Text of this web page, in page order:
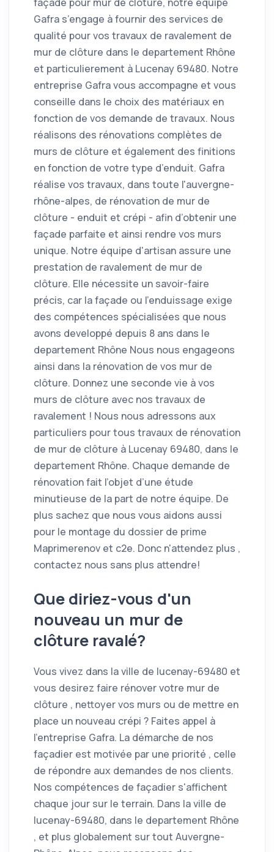
Gafra s’engage à fournir des services de
qualité pour vos travaux de ravalement de
mur de clôture dans le departement Rhône
et particulierement à Lucenay 69480. Notre
entreprise Gafra vous accompagne et vous
conseille dans le choix des matériaux en
fonction de vos demande de travaux. Nous
réalisons des rénovations complètes de
murs de clôture et également des finitions
en fonction de votre type d’enduit. Gafra
réalise vos travaux, dans toute l'auvergne-
rhône-alpes, de rénovation de mur de
clôture - enduit et crépi - afin d’obtenir une
façade parfaite et ainsi rendre vos murs
unique. Notre équipe d'artisan assure une
prestation de ravalement de mur de
clôture. Elle nécessite un savoir-faire
précis, car la façade ou l'enduissage exige
des compétences spécialisées que nous
avons developpé depuis 8 ans dans le
departement Rhône Nous nous engageons
ainsi dans la rénovation de vos mur de
clôture. Donnez une seconde vie à vos
murs de clôture avec nos travaux de
ravalement ! Nous nous adressons aux
particuliers pour tous travaux de rénovation
de mur de clôture à Lucenay 69480, dans le
departement Rhône. Chaque demande de
rénovation fait l’objet d’une étude
minutieuse de la part de notre équipe. De
plus sachez que nous vous aidons aussi
pour le montage du dossier de prime
Maprimerenov et c2e. Donc n'attendez plus ,
contactez nous sans plus attendre!
Que diriez-vous d'un
nouveau un mur de
clôture ravalé?
Vous vivez dans la ville de lucenay-69480 et
vous desirez faire rénover votre mur de
clôture , nettoyer vos murs ou de mettre en
place un nouveau crépi ? Faites appel à
l'entreprise Gafra. La démarche de nos
façadier est motivée par une priorité , celle
de répondre aux demandes de nos clients.
Nos compétences de façadier s'affichent
chaque jour sur le terrain. Dans la ville de
lucenay-69480, dans le departement Rhône
, et plus globalement sur tout Auvergne-